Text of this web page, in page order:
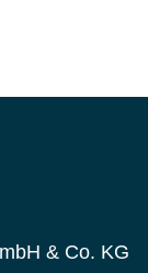
& Co. KG